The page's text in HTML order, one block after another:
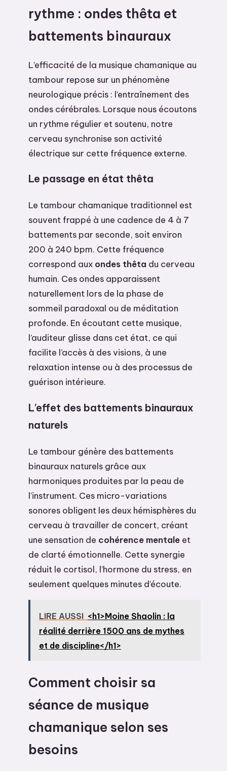
rythme : ondes thêta et
battements binauraux
L’efficacité de la musique chamanique au
tambour repose sur un phénomène
neurologique précis : l’entraînement des
ondes cérébrales. Lorsque nous écoutons
un rythme régulier et soutenu, notre
cerveau synchronise son activité
électrique sur cette fréquence externe.
Le passage en état thêta
Le tambour chamanique traditionnel est
souvent frappé à une cadence de 4 à 7
battements par seconde, soit environ
200 à 240 bpm. Cette fréquence
correspond aux ondes thêta du cerveau
humain. Ces ondes apparaissent
naturellement lors de la phase de
sommeil paradoxal ou de méditation
profonde. En écoutant cette musique,
l’auditeur glisse dans cet état, ce qui
facilite l’accès à des visions, à une
relaxation intense ou à des processus de
guérison intérieure.
L’effet des battements binauraux
naturels
Le tambour génère des battements
binauraux naturels grâce aux
harmoniques produites par la peau de
l’instrument. Ces micro-variations
sonores obligent les deux hémisphères du
cerveau à travailler de concert, créant
une sensation de cohérence mentale et
de clarté émotionnelle. Cette synergie
réduit le cortisol, l’hormone du stress, en
seulement quelques minutes d’écoute.
LIRE AUSSI <h1>Moine Shaolin : la
réalité derrière 1500 ans de mythes
et de discipline</h1>
Comment choisir sa
séance de musique
chamanique selon ses
besoins